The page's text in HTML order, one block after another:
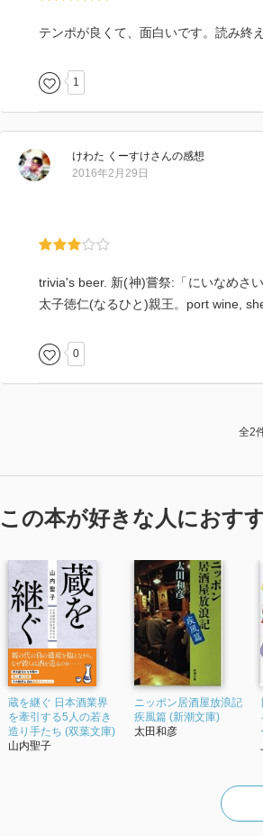
テンポが良くて、面白いです。読み終
1
けわた くーすけさんの感想
2016年2月29日
trivia's beer. 新(神)嘗祭:「にいなめさ
太子徳仁(なるひと)親王。port wine,
0
全2
この本が好きな人におす
蔵を継ぐ 日本酒業界
を牽引する5人の若き
造り手たち (双葉文庫)
山内聖子
ニッポン居酒屋放浪記
疾風篇 (新潮文庫)
太田和彦